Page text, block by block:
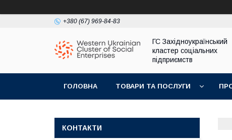
+380 (67) 969-84-83
ГС Західноукраїнський
кластер соціальних
підприємств
ГОЛОВНА ТОВАРИ ТА ПОСЛУГИ
КОНТАКТИ